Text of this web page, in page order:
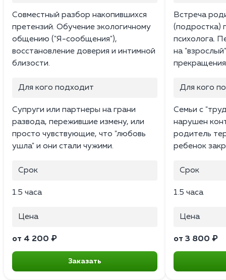
Совместный разбор накопившихся
претензий. Обучение экологичному
общению ("Я-сообщения"),
восстановление доверия и интимной
близости.
Для кого подходит
Супруги или партнеры на грани
развода, пережившие измену, или
просто чувствующие, что "любовь
ушла" и они стали чужими.
Срок
1.5 часа
Цена
от 4 200 ₽
Заказать
Встреча
(подростка)
психолога.
на
Для кого
Семьи с
нарушен
родитель
ребенок
Срок
1.5 часа
Цена
от 3 800 ₽